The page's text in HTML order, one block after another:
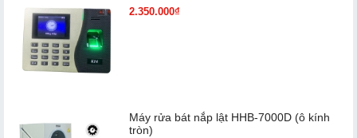
2.350.000₫
Máy rửa bát nắp lật HHB-7000D (ô kính
tròn)